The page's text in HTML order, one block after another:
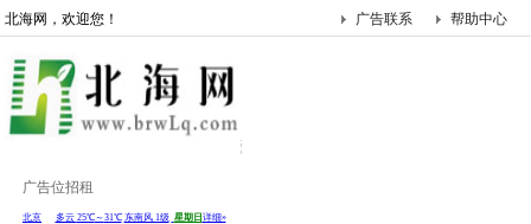
北海网，欢迎您！ 帮助中心
广告联系
广告位招租